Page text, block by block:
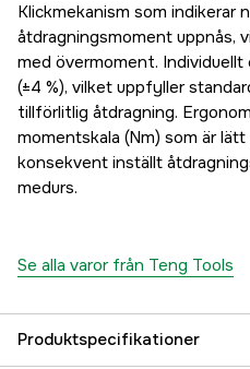
Klickmekanism som indikerar
åtdragningsmoment uppnås,
med övermoment.
(±4 %), vilket uppfyller
tillförlitlig åtdragning.
momentskala (Nm) som är
konsekvent inställt
medurs.
Se alla varor från Teng Tools
Produktspecifikationer